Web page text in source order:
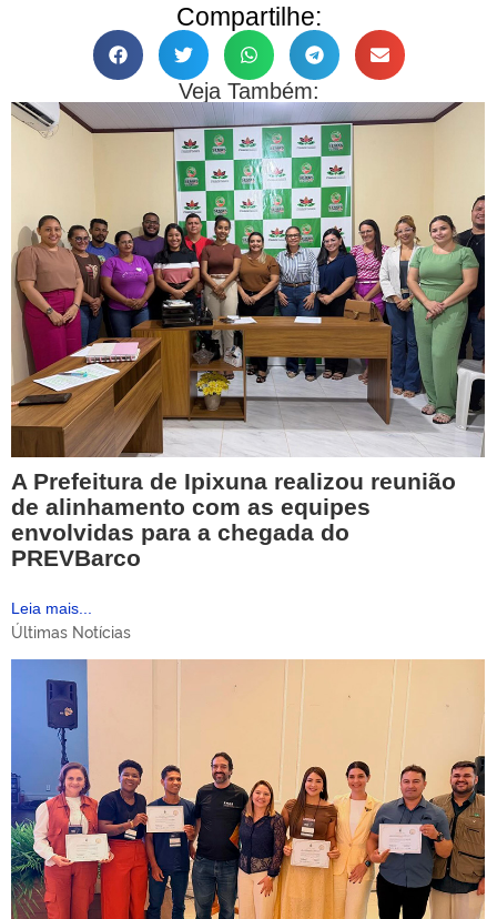
Compartilhe:
Veja Também:
A Prefeitura de Ipixuna realizou reunião
de alinhamento com as equipes
envolvidas para a chegada do
PREVBarco
Leia mais...
Últimas Notícias